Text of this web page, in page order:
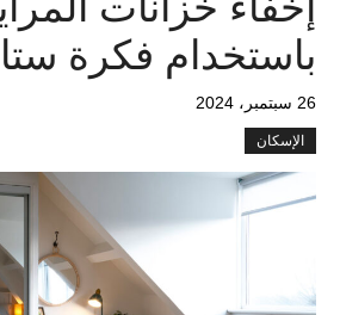
باستخدام فكرة
26 سبتمبر، 2024
الإسكان